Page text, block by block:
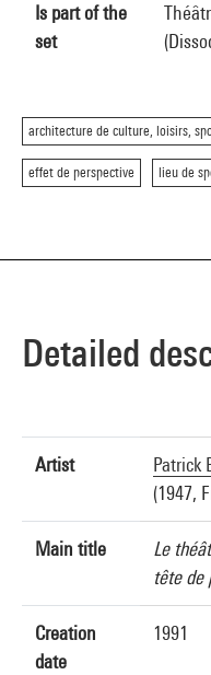
Is part of the
set
architecture de culture, loisirs,
effet de perspective lieu de
Detailed
Artist
Patrick
(1947,
Main title
Le
tête de
Creation
date
1991